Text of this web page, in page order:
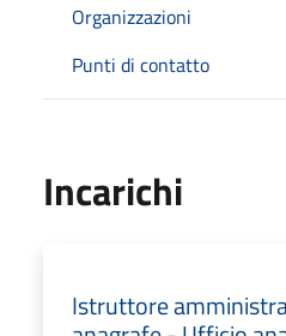
Organizzazioni
Punti di contatto
Incarichi
Istruttore